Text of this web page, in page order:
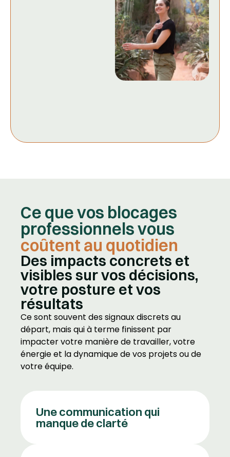
Ce que vos blocages
professionnels vous
coûtent au quotidien
Des impacts concrets et
visibles sur vos décisions,
votre posture et vos
résultats​
Ce sont souvent des signaux discrets au
départ, mais qui à terme finissent par
impacter votre manière de travailler, votre
énergie et la dynamique de vos projets ou de
votre équipe.
Une communication qui
manque de clarté